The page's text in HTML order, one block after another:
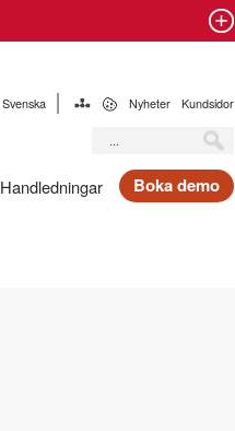
Kundsidor
Nyheter
Svenska
Boka demo
Handledningar